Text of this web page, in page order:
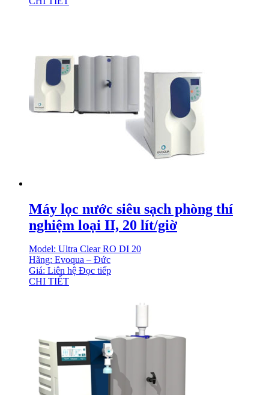
Máy lọc nước siêu sạch phòng thí
nghiệm loại II, 20 lít/giờ
Model: Ultra Clear RO DI 20
Hãng: Evoqua – Đức
Giá: Liên hệ Đọc tiếp
CHI TIẾT